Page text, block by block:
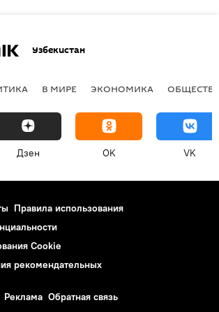
Узбекистан
В МИРЕ ЭКОНОМИКА
Дзен OK VK
Правила использования
Cookie
рекомендательных
Реклама Обратная связь